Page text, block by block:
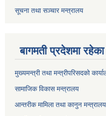
सूचना तथा सञ्चार मन्त्रालय
बागमती प्रदेशमा
मुख्यमन्त्री तथा मन्त्रीपरिसदको
सामाजिक विकास मन्त्रालय
आन्तरीक मामिला तथा कानुन मन्त्रालय